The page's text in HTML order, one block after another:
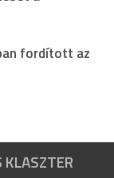
fordított az